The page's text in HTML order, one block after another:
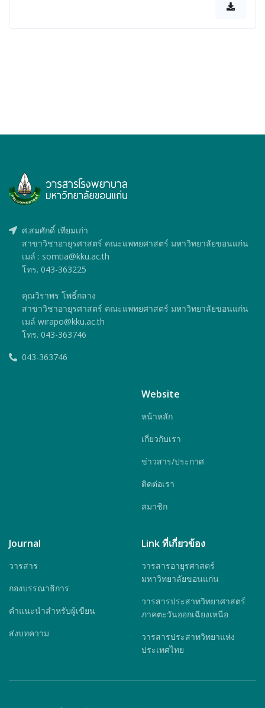
ศ.สมศักดิ์ เทียมเก่า
สาขาวิชาอายุรศาสตร์ คณะแพทยศาสตร์ มหาวิทยาลัยขอนแก่น
เมล์ : somtia@kku.ac.th
โทร. 043-363225
คุณวิราพร โพธิ์กลาง
สาขาวิชาอายุรศาสตร์ คณะแพทยศาสตร์ มหาวิทยาลัยขอนแก่น
เมล์ wirapo@kku.ac.th
โทร. 043-363746
043-363746
Website
หน้าหลัก
เกี่ยวกับเรา
ข่าวสาร/ประกาศ
ติดต่อเรา
สมาชิก
Journal
วารสาร
กองบรรณาธิการ
คำแนะนำสำหรับผู้เขียน
ส่งบทความ
Link ที่เกี่ยวข้อง
วารสารอายุรศาสตร์
มหาวิทยาลัยขอนแก่น
วารสารประสาทวิทยาศาสตร์
ภาคตะวันออกเฉียงเหนือ
วารสารประสาทวิทยาแห่ง
ประเทศไทย